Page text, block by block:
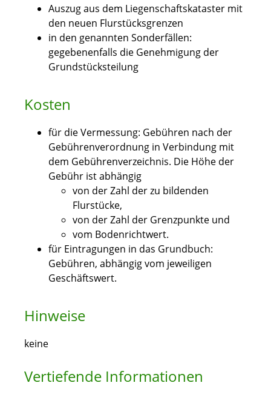
Auszug aus dem Liegenschaftskataster mit
den neuen Flurstücksgrenzen
in den genannten Sonderfällen:
gegebenenfalls die Genehmigung der
Grundstücksteilung
Kosten
für die Vermessung: Gebühren nach der
Gebührenverordnung in Verbindung mit
dem Gebührenverzeichnis. Die Höhe der
Gebühr ist abhängig
von der Zahl der zu bildenden
Flurstücke,
von der Zahl der Grenzpunkte und
vom Bodenrichtwert.
für Eintragungen in das Grundbuch:
Gebühren, abhängig vom jeweiligen
Geschäftswert.
Hinweise
keine
Vertiefende Informationen